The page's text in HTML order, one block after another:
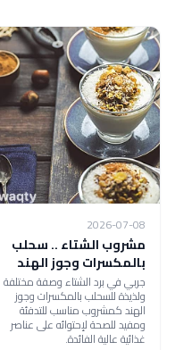
2026-07-08
مشروب الشتاء .. سحلب
بالمكسرات وجوز الهند
جربي في برد الشتاء وصفة مختلفة
ولذيذة للسحلب بالمكسرات وجوز
الهند كمشروب مناسب للتدفئة
ومفيد للصحة لإحتوائه على عناصر
غذائية عالية الفائدة.